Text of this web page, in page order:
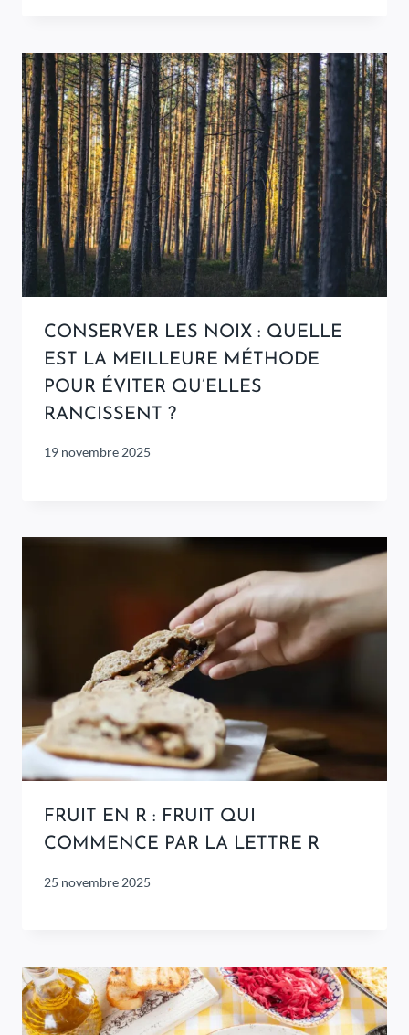
CONSERVER LES NOIX : QUELLE
EST LA MEILLEURE MÉTHODE
POUR ÉVITER QU’ELLES
RANCISSENT ?
19 novembre 2025
FRUIT EN R : FRUIT QUI
COMMENCE PAR LA LETTRE R
25 novembre 2025